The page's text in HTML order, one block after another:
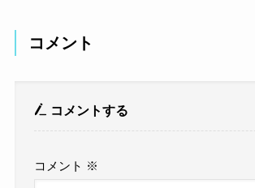
コメント
コメントする
コメント ※